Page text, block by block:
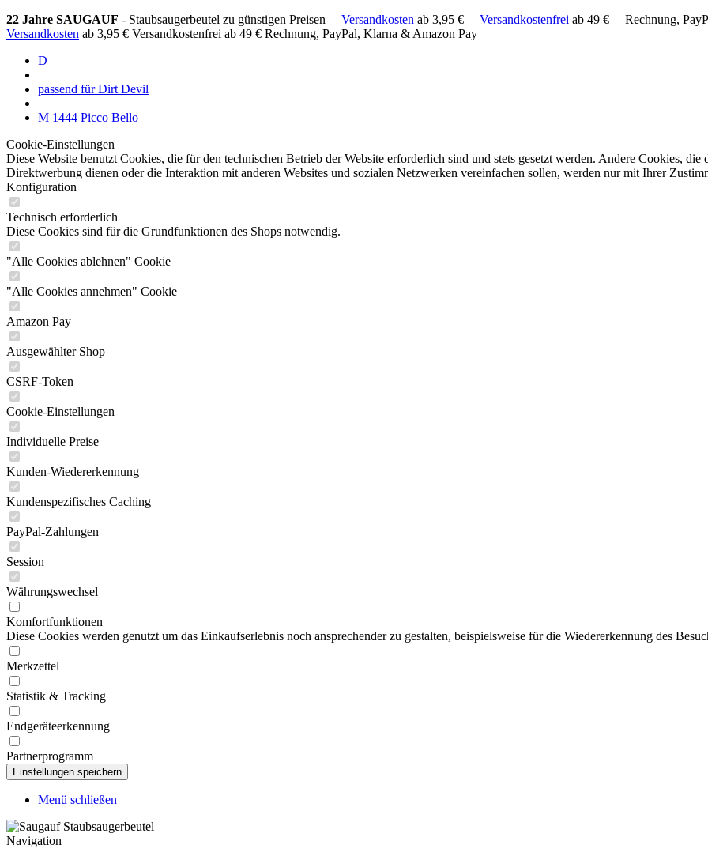
22 Jahre SAUGAUF - Staubsaugerbeutel zu günstigen Preisen Versandkosten ab 3,95 € Versandkostenfrei ab 49 €
Rechnung,
Versandkosten ab 3,95 € Versandkostenfrei ab 49 € Rechnung, PayPal, Klarna & Amazon Pay
D
passend für Dirt Devil
M 1444 Picco Bello
Cookie-Einstellungen
Diese Website benutzt Cookies, die für den technischen Betrieb der Website erforderlich sind und stets gesetzt werden. Andere Cookies,
Direktwerbung dienen oder die Interaktion mit anderen Websites und sozialen Netzwerken vereinfachen sollen, werden nur mit Ihrer
Konfiguration
Technisch erforderlich
Diese Cookies sind für die Grundfunktionen des Shops notwendig.
"Alle Cookies ablehnen" Cookie
"Alle Cookies annehmen" Cookie
Amazon Pay
Ausgewählter Shop
CSRF-Token
Cookie-Einstellungen
Individuelle Preise
Kunden-Wiedererkennung
Kundenspezifisches Caching
PayPal-Zahlungen
Session
Währungswechsel
Komfortfunktionen
Diese Cookies werden genutzt um das Einkaufserlebnis noch ansprechender zu gestalten, beispielsweise für die Wiedererkennung des
Merkzettel
Statistik & Tracking
Endgeräteerkennung
Partnerprogramm
Menü schließen
Navigation